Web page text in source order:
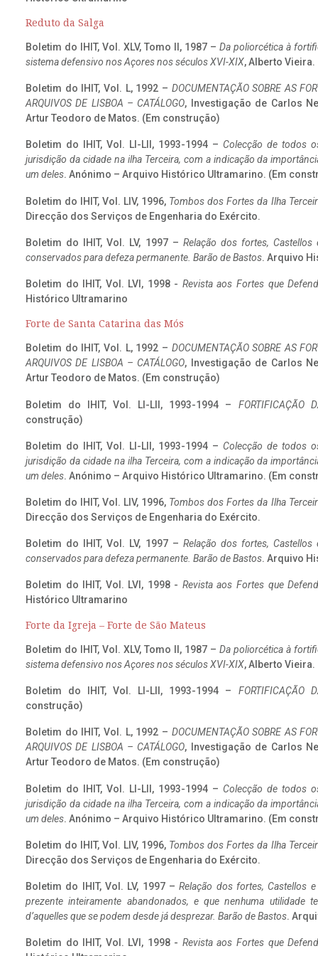
Reduto da Salga
Boletim do IHIT, Vol. XLV, Tomo II, 1987 – Da poliorcética à
sistema defensivo nos Açores nos séculos XVI-XIX, Alberto
Boletim do IHIT, Vol. L, 1992 – DOCUMENTAÇÃO SOBRE AS
ARQUIVOS DE LISBOA – CATÁLOGO, Investigação de Carlos
Artur Teodoro de Matos. (Em construção)
Boletim do IHIT, Vol. LI-LII, 1993-1994 – Colecção de todos
jurisdição da cidade na ilha Terceira, com a indicação da
um deles. Anónimo – Arquivo Histórico Ultramarino. (Em
Boletim do IHIT, Vol. LIV, 1996, Tombos dos Fortes da Ilha
Direcção dos Serviços de Engenharia do Exército.
Boletim do IHIT, Vol. LV, 1997 – Relação dos fortes,
conservados para defeza permanente. Barão de Bastos. Arquivo
Boletim do IHIT, Vol. LVI, 1998 - Revista aos Fortes que
Histórico Ultramarino
Forte de Santa Catarina das Mós
Boletim do IHIT, Vol. L, 1992 – DOCUMENTAÇÃO SOBRE AS
ARQUIVOS DE LISBOA – CATÁLOGO, Investigação de Carlos
Artur Teodoro de Matos. (Em construção)
Boletim do IHIT, Vol. LI-LII, 1993-1994 – FORTIFICAÇÃO
construção)
Boletim do IHIT, Vol. LI-LII, 1993-1994 – Colecção de todos
jurisdição da cidade na ilha Terceira, com a indicação da
um deles. Anónimo – Arquivo Histórico Ultramarino. (Em
Boletim do IHIT, Vol. LIV, 1996, Tombos dos Fortes da Ilha
Direcção dos Serviços de Engenharia do Exército.
Boletim do IHIT, Vol. LV, 1997 – Relação dos fortes,
conservados para defeza permanente. Barão de Bastos. Arquivo
Boletim do IHIT, Vol. LVI, 1998 - Revista aos Fortes que
Histórico Ultramarino
Forte da Igreja – Forte de São Mateus
Boletim do IHIT, Vol. XLV, Tomo II, 1987 – Da poliorcética à
sistema defensivo nos Açores nos séculos XVI-XIX, Alberto
Boletim do IHIT, Vol. LI-LII, 1993-1994 – FORTIFICAÇÃO
construção)
Boletim do IHIT, Vol. L, 1992 – DOCUMENTAÇÃO SOBRE AS
ARQUIVOS DE LISBOA – CATÁLOGO, Investigação de Carlos
Artur Teodoro de Matos. (Em construção)
Boletim do IHIT, Vol. LI-LII, 1993-1994 – Colecção de todos
jurisdição da cidade na ilha Terceira, com a indicação da
um deles. Anónimo – Arquivo Histórico Ultramarino. (Em
Boletim do IHIT, Vol. LIV, 1996, Tombos dos Fortes da Ilha
Direcção dos Serviços de Engenharia do Exército.
Boletim do IHIT, Vol. LV, 1997 –Relação dos fortes, Castellos
prezente inteiramente abandonados, e que nenhuma utilidade
d’aquelles que se podem desde já desprezar. Barão de Bastos.
Boletim do IHIT, Vol. LVI, 1998 - Revista aos Fortes que